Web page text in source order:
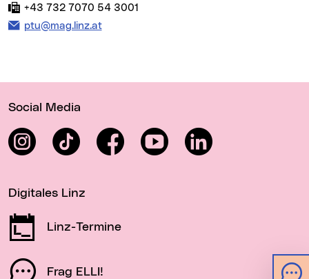
Fax:
+43 732 7070 54 3001
E-Mail Adresse:
ptu@mag.linz.at
Social Media
InstagramTikTok FacebookYouTube LinkedIn
Digitales Linz
Linz-Termine
Frag ELLI!